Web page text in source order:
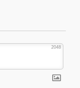
2048